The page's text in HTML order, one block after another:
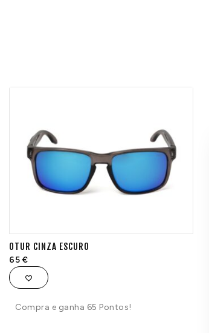
OTUR CINZA ESCURO
65 €
Compra e ganha 65 Pontos!